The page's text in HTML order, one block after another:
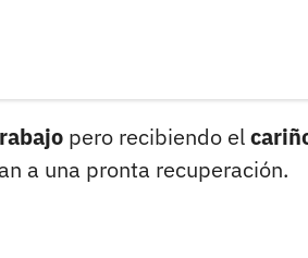
pero recibiendo el
a una pronta recuperación.